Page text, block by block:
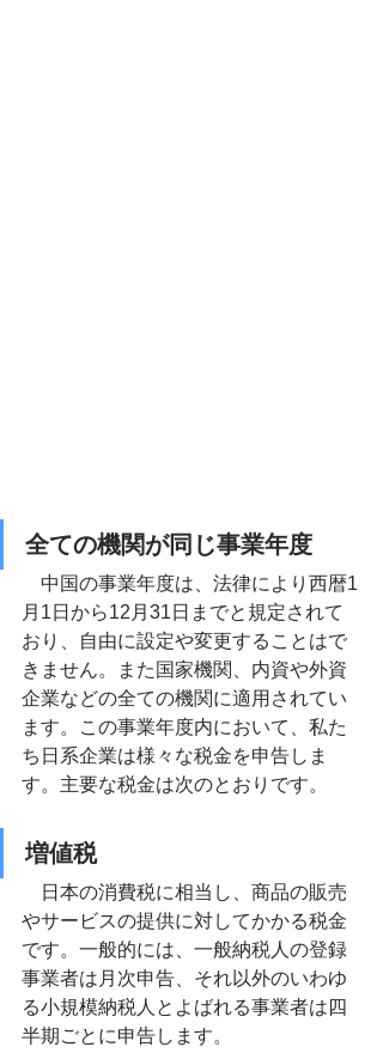
全ての機関が同じ事業年度
中国の事業年度は、法律により西暦1
月1日から12月31日までと規定されて
おり、自由に設定や変更することはで
きません。また国家機関、内資や外資
企業などの全ての機関に適用されてい
ます。この事業年度内において、私た
ち日系企業は様々な税金を申告しま
す。主要な税金は次のとおりです。
増値税
日本の消費税に相当し、 商品の販売
やサービスの提供に対してかかる税金
です。一般的には、一般納税人の登録
事業者は月次申告、それ以外のいわゆ
る小規模納税人とよばれる事業者は四
半期ごとに申告します。